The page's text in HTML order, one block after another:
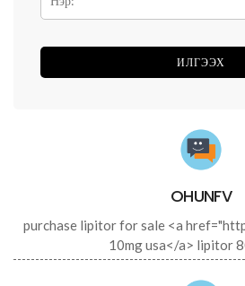
OHUNFV
purchase lipitor for sale <a
10mg usa</a> lipitor